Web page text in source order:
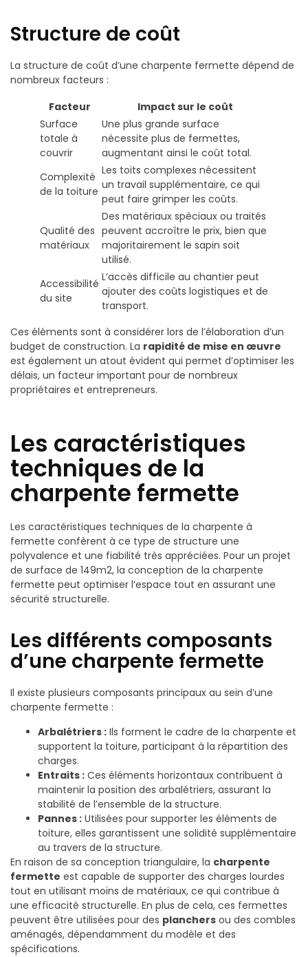
Structure de coût
La structure de coût d’une charpente fermette dépend de
nombreux facteurs :
Facteur
Impact sur le coût
Surface
totale à
couvrir
Une plus grande surface
nécessite plus de fermettes,
augmentant ainsi le coût total.
Complexité
de la toiture
Les toits complexes nécessitent
un travail supplémentaire, ce qui
peut faire grimper les coûts.
Qualité des
matériaux
Des matériaux spéciaux ou traités
peuvent accroître le prix, bien que
majoritairement le sapin soit
utilisé.
Accessibilité
du site
L’accès difficile au chantier peut
ajouter des coûts logistiques et de
transport.
Ces éléments sont à considérer lors de l’élaboration d’un
budget de construction. La rapidité de mise en œuvre
est également un atout évident qui permet d’optimiser les
délais, un facteur important pour de nombreux
propriétaires et entrepreneurs.
Les caractéristiques
techniques de la
charpente fermette
Les caractéristiques techniques de la charpente à
fermette confèrent à ce type de structure une
polyvalence et une fiabilité très appréciées. Pour un projet
de surface de 149m2, la conception de la charpente
fermette peut optimiser l’espace tout en assurant une
sécurité structurelle.
Les différents composants
d’une charpente fermette
Il existe plusieurs composants principaux au sein d’une
charpente fermette :
Arbalétriers : Ils forment le cadre de la charpente et
supportent la toiture, participant à la répartition des
charges.
Entraits : Ces éléments horizontaux contribuent à
maintenir la position des arbalétriers, assurant la
stabilité de l’ensemble de la structure.
Pannes : Utilisées pour supporter les éléments de
toiture, elles garantissent une solidité supplémentaire
au travers de la structure.
En raison de sa conception triangulaire, la charpente
fermette est capable de supporter des charges lourdes
tout en utilisant moins de matériaux, ce qui contribue à
une efficacité structurelle. En plus de cela, ces fermettes
peuvent être utilisées pour des planchers ou des combles
aménagés, dépendamment du modèle et des
spécifications.